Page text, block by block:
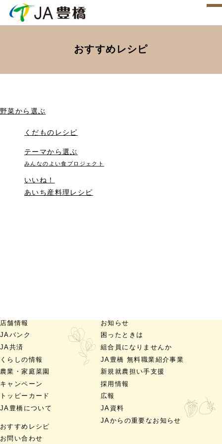
おすすめレシピ
野菜から選ぶ
くだものレシピ
テーマから選ぶ
みんなのよい食プロジェクト
いいね！
あいち産料理レシピ
店舗情報
JAバンク
JA共済
くらしの情報
農業・家庭菜園
キャンペーン
トッピーカード
JA豊橋について
お知らせ
困ったときは
組合員になりませんか
JA豊橋 無料職業紹介事業
新規就農担い手支援
採用情報
広報
JA資料
JAからの重要なお知らせ
おすすめレシピ
お問い合わせ